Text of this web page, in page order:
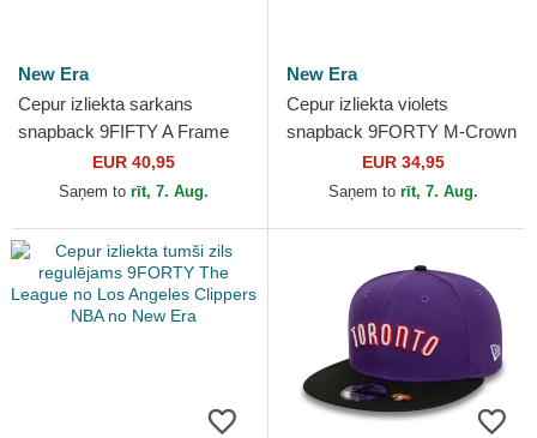
New Era
Cepur izliekta sarkans
snapback 9FIFTY A Frame
Precurved Hardwood
Classics no Denver Nuggets
EUR 40,95
Saņem to rīt, 7. Aug.
New Era
Cepur izliekta violets
snapback 9FORTY M-Crown
Draft 2025 no Los Angeles
Lakers NBA no New Era
EUR 34,95
Saņem to rīt, 7. Aug.